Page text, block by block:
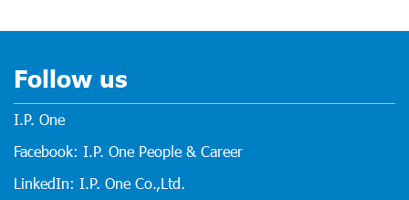
Follow us
I.P. One
Facebook: I.P. One People & Career
LinkedIn: I.P. One Co.,Ltd.